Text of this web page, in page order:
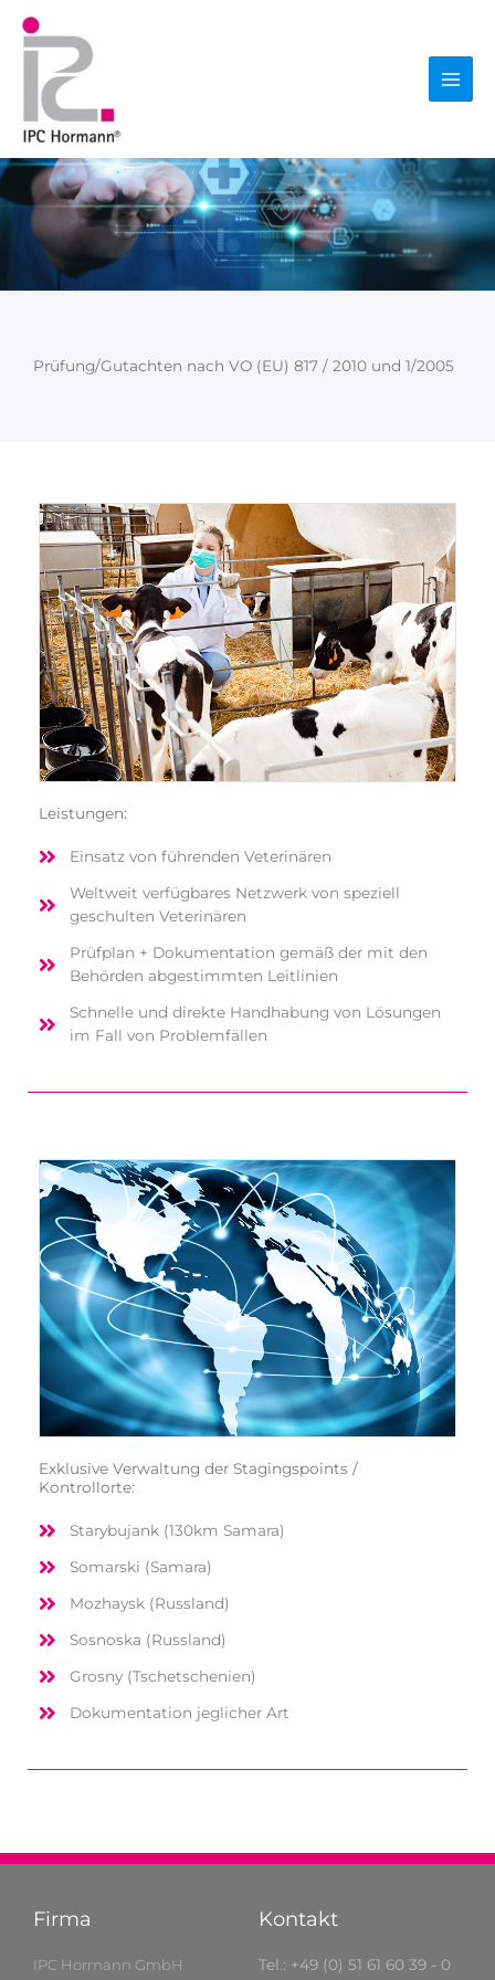
Inhalt
springen
Prüfung/Gutachten nach VO (EU) 817 / 2010 und 1/2005
Leis­tun­gen:
Ein­satz von füh­ren­den Veterinären
Welt­weit ver­füg­ba­res Netz­werk von spe­zi­ell
geschul­ten Veterinären
Prüf­plan + Doku­men­ta­ti­on gemäß der mit den
Behör­den abge­stimm­ten Leitlinien
Schnel­le und direk­te Hand­ha­bung von Lösun­gen
im Fall von Problemfällen
Exklu­si­ve Ver­wal­tung der Sta­ging­s­points /
Kontrollorte:
Sta­ry­bu­jank (130km Samara)
Som­arski (Sama­ra)
Moz­haysk (Russ­land)
Sos­no­ska (Russ­land)
Gros­ny (Tsche­tsche­ni­en)
Doku­men­ta­ti­on jeg­li­cher Art
Firma
IPC Hormann GmbH
Kontakt
Tel.: +49 (0) 51 61 60 39 - 0